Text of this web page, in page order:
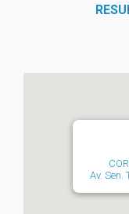
Av. Sen.